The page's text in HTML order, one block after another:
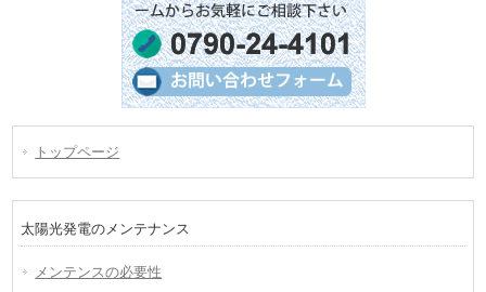
トップページ
太陽光発電のメンテナンス
メンテンスの必要性